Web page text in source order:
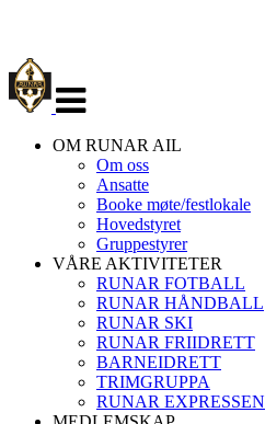
navigasjon
OM RUNAR AIL
Om oss
Ansatte
Booke møte/festlokale
Hovedstyret
Gruppestyrer
VÅRE AKTIVITETER
RUNAR FOTBALL
RUNAR HÅNDBALL
RUNAR SKI
RUNAR FRIIDRETT
BARNEIDRETT
TRIMGRUPPA
RUNAR EXPRESSEN